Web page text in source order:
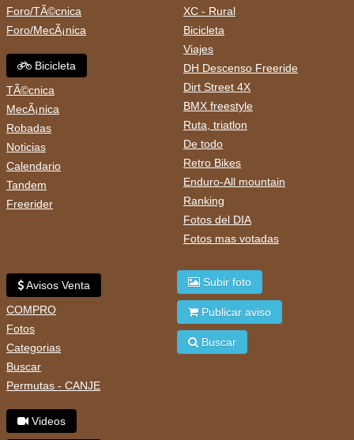
Foro/TÃ©cnica
Foro/MecÃ¡nica
Bicicleta
TÃ©cnica
MecÃ¡nica
Robadas
Noticias
Calendario
Tandem
Freerider
XC - Rural
Bicicleta
Viajes
DH Descenso Freeride
Dirt Street 4X
BMX freestyle
Ruta, triatlon
De todo
Retro Bikes
Enduro-All mountain
Ranking
Fotos del DIA
Fotos mas votadas
Avisos Venta
COMPRO
Fotos
Categorias
Buscar
Permutas - CANJE
Videos
Subir foto
Publicar aviso
Buscar